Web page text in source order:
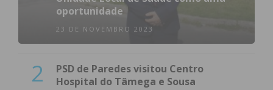
oportunidade
23 DE NOVEMBRO 2023
2
PSD de Paredes visitou Centro
Hospital do Tâmega e Sousa